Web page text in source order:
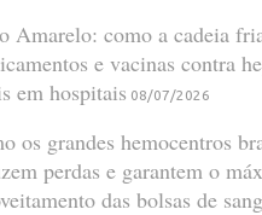
Amarelo: como a cadeia
e vacinas contra
em hospitais 08/07/2026
os grandes hemocentros
perdas e garantem o
das bolsas de